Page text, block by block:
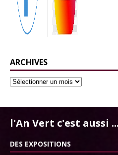
ARCHIVES
l'An Vert c'est aussi ...
DES EXPOSITIONS